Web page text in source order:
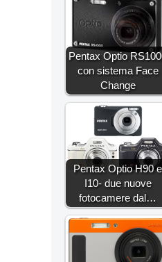
Pentax Optio
con sistema Face
Change
Pentax Optio H90 e
I10- due nuove
fotocamere dal…